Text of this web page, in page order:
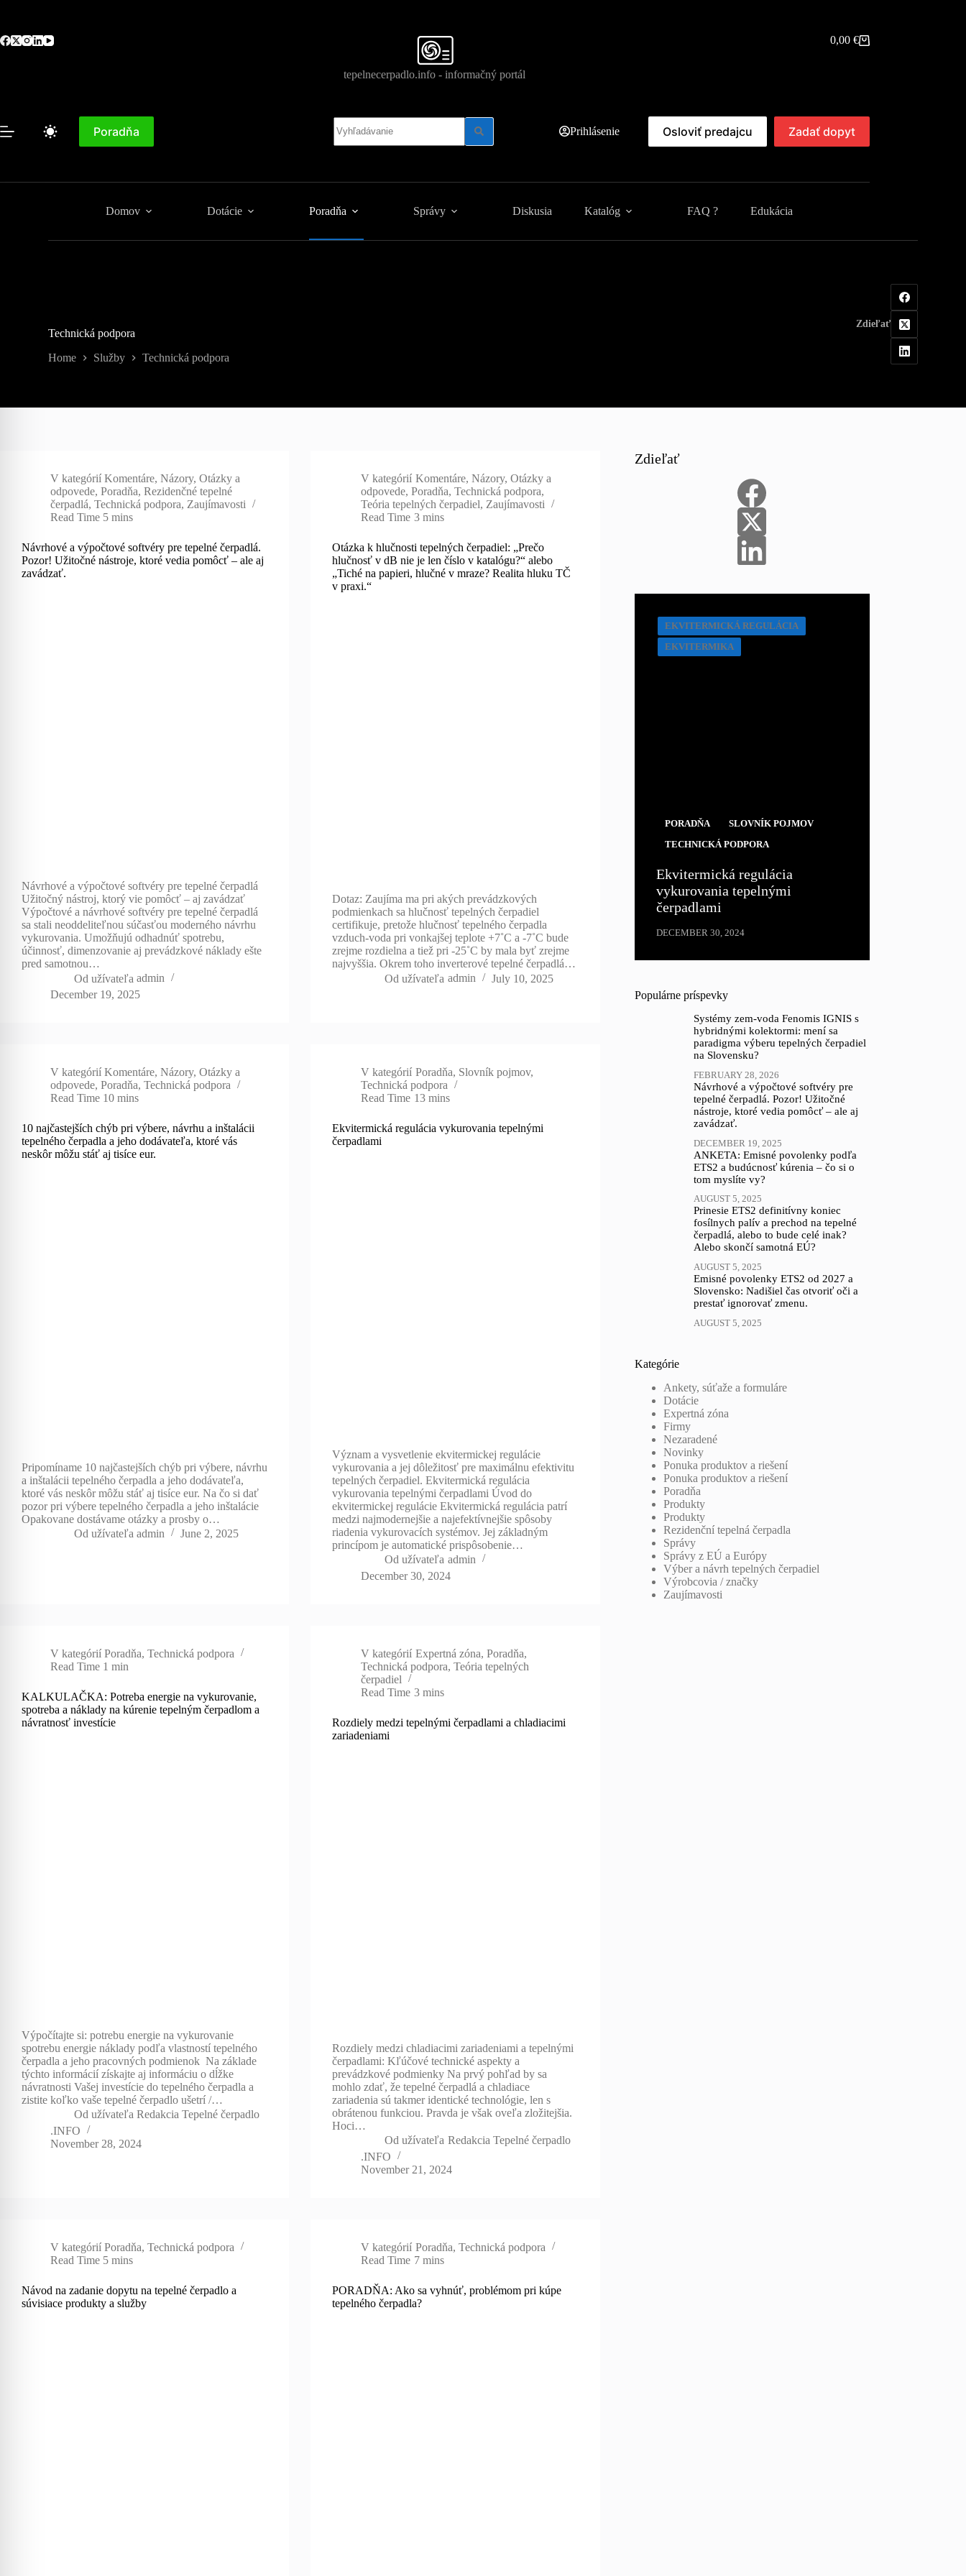
tepelnecerpadlo.info - informačný portál
Shopping
0,00 €
Poradňa
results
Prihlásenie Osloviť predajcu Zadať dopyt
Domov Dotácie Poradňa Správy Diskusia Katalóg FAQ ? Edukácia
Technická podpora
Home Služby Technická podpora
Zdieľať
V kategórií Komentáre,Názory,Otázky a
odpovede, Poradňa, Rezidenčné tepelné
čerpadlá, Technická podpora, Zaujímavosti
Read Time 5 mins
Návrhové a výpočtové softvéry pre tepelné čerpadlá.
Pozor! Užitočné nástroje, ktoré vedia pomôcť – ale aj
zavádzať.
Návrhové a výpočtové softvéry pre tepelné čerpadlá
Užitočný nástroj, ktorý vie pomôcť – aj zavádzať
Výpočtové a návrhové softvéry pre tepelné čerpadlá
sa stali neoddeliteľnou súčasťou moderného návrhu
vykurovania. Umožňujú odhadnúť spotrebu,
účinnosť, dimenzovanie aj prevádzkové náklady ešte
pred samotnou…
Od užívateľa admin
December 19, 2025
V kategórií Komentáre, Názory, Otázky a
odpovede,Poradňa,Technická podpora,
Teória tepelných čerpadiel, Zaujímavosti
Read Time 3 mins
Otázka k hlučnosti tepelných čerpadiel: „Prečo
hlučnosť v dB nie je len číslo v katalógu?“ alebo
„Tiché na papieri, hlučné v mraze? Realita hluku TČ
v praxi.“
Dotaz: Zaujíma ma pri akých prevádzkových
podmienkach sa hlučnosť tepelných čerpadiel
certifikuje, pretože hlučnosť tepelného čerpadla
vzduch-voda pri vonkajšej teplote +7˚C a -7˚C bude
zrejme rozdielna a tiež pri -25˚C by mala byť zrejme
najvyššia. Okrem toho inverterové tepelné čerpadlá…
Od užívateľa admin July 10, 2025
V kategórií Komentáre,Názory,Otázky a
odpovede, Poradňa, Technická podpora
Read Time 10 mins
10 najčastejších chýb pri výbere, návrhu a inštalácii
tepelného čerpadla a jeho dodávateľa, ktoré vás
neskôr môžu stáť aj tisíce eur.
Pripomíname 10 najčastejších chýb pri výbere, návrhu
a inštalácii tepelného čerpadla a jeho dodávateľa,
ktoré vás neskôr môžu stáť aj tisíce eur. Na čo si dať
pozor pri výbere tepelného čerpadla a jeho inštalácie
Opakovane dostávame otázky a prosby o…
Od užívateľa admin June 2, 2025
V kategórií Poradňa, Slovník pojmov,
Technická podpora
Read Time 13 mins
Ekvitermická regulácia vykurovania tepelnými
čerpadlami
Význam a vysvetlenie ekvitermickej regulácie
vykurovania a jej dôležitosť pre maximálnu efektivitu
tepelných čerpadiel. Ekvitermická regulácia
vykurovania tepelnými čerpadlami Úvod do
ekvitermickej regulácie Ekvitermická regulácia patrí
medzi najmodernejšie a najefektívnejšie spôsoby
riadenia vykurovacích systémov. Jej základným
princípom je automatické prispôsobenie…
Od užívateľa admin
December 30, 2024
V kategórií Poradňa,Technická podpora
Read Time 1 min
KALKULAČKA: Potreba energie na vykurovanie,
spotreba a náklady na kúrenie tepelným čerpadlom a
návratnosť investície
Výpočítajte si: potrebu energie na vykurovanie
spotrebu energie náklady podľa vlastností tepelného
čerpadla a jeho pracovných podmienok Na základe
týchto informácií získajte aj informáciu o dĺžke
návratnosti Vašej investície do tepelného čerpadla a
zistite koľko vaše tepelné čerpadlo ušetrí /…
Od užívateľa Redakcia Tepelné čerpadlo
.INFO
November 28, 2024
V kategórií Expertná zóna, Poradňa,
Technická podpora,Teória tepelných
čerpadiel
Read Time 3 mins
Rozdiely medzi tepelnými čerpadlami a chladiacimi
zariadeniami
Rozdiely medzi chladiacimi zariadeniami a tepelnými
čerpadlami: Kľúčové technické aspekty a
prevádzkové podmienky Na prvý pohľad by sa
mohlo zdať, že tepelné čerpadlá a chladiace
zariadenia sú takmer identické technológie, len s
obrátenou funkciou. Pravda je však oveľa zložitejšia.
Hoci…
Od užívateľa Redakcia Tepelné čerpadlo
.INFO
November 21, 2024
V kategórií Poradňa,Technická podpora
Read Time 5 mins
Návod na zadanie dopytu na tepelné čerpadlo a
súvisiace produkty a služby
V kategórií Poradňa, Technická podpora
Read Time 7 mins
PORADŇA: Ako sa vyhnúť, problémom pri kúpe
tepelného čerpadla?
Zdieľať
EKVITERMICKÁ REGULÁCIA
EKVITERMIKA
PORADŇA
SLOVNÍK POJMOV
TECHNICKÁ PODPORA
Ekvitermická regulácia
vykurovania tepelnými
čerpadlami
DECEMBER 30, 2024
Populárne príspevky
Systémy zem-voda Fenomis IGNIS s
hybridnými kolektormi: mení sa
paradigma výberu tepelných čerpadiel
na Slovensku?
FEBRUARY 28, 2026
Návrhové a výpočtové softvéry pre
tepelné čerpadlá. Pozor! Užitočné
nástroje, ktoré vedia pomôcť – ale aj
zavádzať.
DECEMBER 19, 2025
ANKETA: Emisné povolenky podľa
ETS2 a budúcnosť kúrenia – čo si o
tom myslíte vy?
AUGUST 5, 2025
Prinesie ETS2 definitívny koniec
fosílnych palív a prechod na tepelné
čerpadlá, alebo to bude celé inak?
Alebo skončí samotná EÚ?
AUGUST 5, 2025
Emisné povolenky ETS2 od 2027 a
Slovensko: Nadišiel čas otvoriť oči a
prestať ignorovať zmenu.
AUGUST 5, 2025
Kategórie
Ankety, súťaže a formuláre
Dotácie
Expertná zóna
Firmy
Nezaradené
Novinky
Ponuka produktov a riešení
Ponuka produktov a riešení
Poradňa
Produkty
Produkty
Rezidenční tepelná čerpadla
Správy
Správy z EÚ a Európy
Výber a návrh tepelných čerpadiel
Výrobcovia / značky
Zaujímavosti